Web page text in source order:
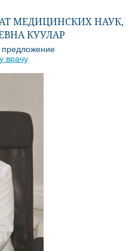
МЕДИЦИНСКИХ НАУК,
КУУЛАР
предложение
врачу